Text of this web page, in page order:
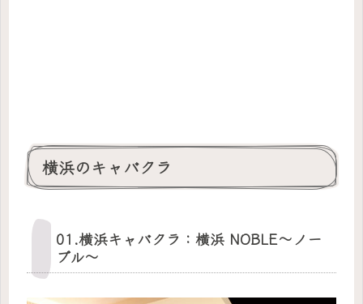
横浜のキャバクラ
01.横浜キャバクラ：横浜 NOBLE～ノー
ブル～